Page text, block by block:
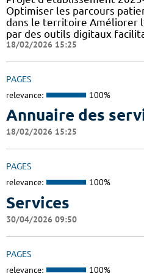
Optimiser les parcours
dans le territoire Améliorer
par des outils digitaux
18/02/2026 15:25
PAGES
relevance: 100%
Annuaire des
18/02/2026 15:25
PAGES
relevance: 100%
Services
30/04/2026 09:50
PAGES
relevance: 100%